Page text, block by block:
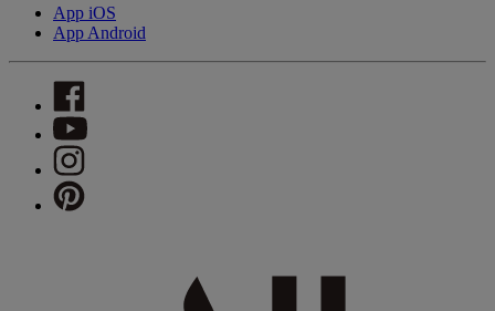
App iOS
App Android